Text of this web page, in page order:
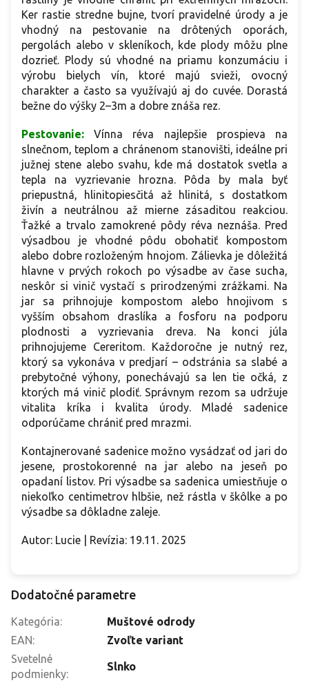
Ker rastie stredne bujne, tvorí pravidelné úrody a je
vhodný na pestovanie na drôtených oporách,
pergolách alebo v skleníkoch, kde plody môžu plne
dozrieť. Plody sú vhodné na priamu konzumáciu i
výrobu bielych vín, ktoré majú svieži, ovocný
charakter a často sa využívajú aj do cuvée. Dorastá
bežne do výšky 2–3m a dobre znáša rez.
Pestovanie: Vínna réva najlepšie prospieva na
slnečnom, teplom a chránenom stanovišti, ideálne pri
južnej stene alebo svahu, kde má dostatok svetla a
tepla na vyzrievanie hrozna. Pôda by mala byť
priepustná, hlinitopiesčitá až hlinitá, s dostatkom
živín a neutrálnou až mierne zásaditou reakciou.
Ťažké a trvalo zamokrené pôdy réva neznáša. Pred
výsadbou je vhodné pôdu obohatiť kompostom
alebo dobre rozloženým hnojom. Zálievka je dôležitá
hlavne v prvých rokoch po výsadbe av čase sucha,
neskôr si vinič vystačí s prirodzenými zrážkami. Na
jar sa prihnojuje kompostom alebo hnojivom s
vyšším obsahom draslíka a fosforu na podporu
plodnosti a vyzrievania dreva. Na konci júla
prihnojujeme Cereritom. Každoročne je nutný rez,
ktorý sa vykonáva v predjarí – odstránia sa slabé a
prebytočné výhony, ponechávajú sa len tie očká, z
ktorých má vinič plodiť. Správnym rezom sa udržuje
vitalita kríka i kvalita úrody. Mladé sadenice
odporúčame chrániť pred mrazmi.
Kontajnerované sadenice možno vysádzať od jari do
jesene, prostokorenné na jar alebo na jeseň po
opadaní listov. Pri výsadbe sa sadenica umiestňuje o
niekoľko centimetrov hlbšie, než rástla v škôlke a po
výsadbe sa dôkladne zaleje.
Autor: Lucie | Revízia: 19.11. 2025
Dodatočné parametre
Kategória:
Muštové odrody
EAN:
Zvoľte variant
Svetelné
podmienky:
Slnko